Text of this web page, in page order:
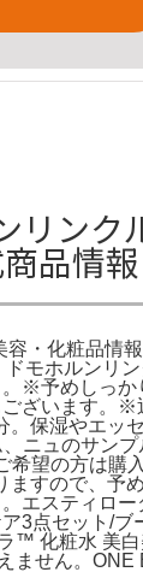
リン
品情
・化粧品
モホルン
※予めしっ
ざいます。
保湿やエッ
ニュのサ
望の方は購
りますの
エスティロ
3点セット/
化粧水 美
ません。ONE